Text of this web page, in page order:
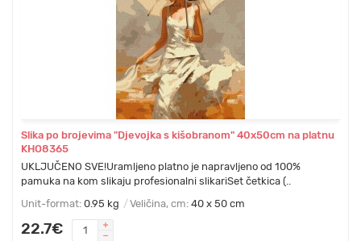
Slika po brojevima "Djevojka s kišobranom" 40x50cm na platnu
KHO8365
UKLJUČENO SVE!Uramljeno platno je napravljeno od 100%
pamuka na kom slikaju profesionalni slikariSet četkica (..
Unit-format: 0.95 kg Veličina, cm: 40 x 50 cm
22.7€